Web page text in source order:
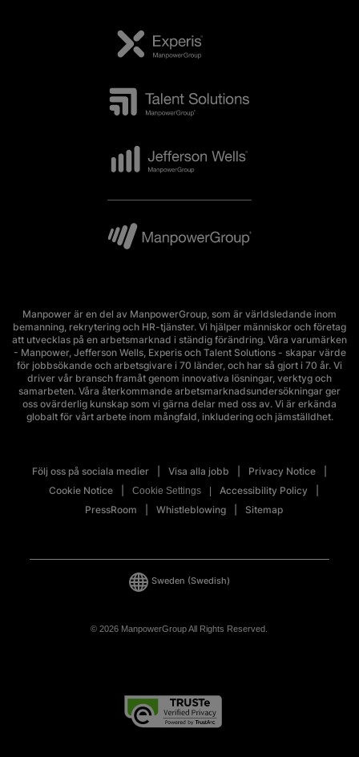
Manpower är en del av ManpowerGroup, som är världsledande inom
bemanning, rekrytering och HR-tjänster. Vi hjälper människor och företag
att utvecklas på en arbetsmarknad i ständig förändring. Våra varumärken
- Manpower, Jefferson Wells, Experis och Talent Solutions - skapar värde
för jobbsökande och arbetsgivare i 70 länder, och har så gjort i 70 år. Vi
driver vår bransch framåt genom innovativa lösningar, verktyg och
samarbeten. Våra återkommande arbetsmarknadsundersökningar ger
oss ovärderlig kunskap som vi gärna delar med oss av. Vi är erkända
globalt för vårt arbete inom mångfald, inkludering och jämställdhet.
Följ oss på sociala medier Visa alla jobb
Privacy Notice
Cookie Notice
Cookie Settings
Accessibility Policy
PressRoom
Whistleblowing Sitemap
© 2026 ManpowerGroup All Rights Reserved.
Sweden (Swedish)